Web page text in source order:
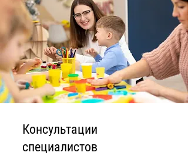
Консультации
специалистов